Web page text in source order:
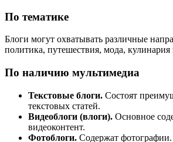
По тематике
Блоги могут охватывать различные
политика, путешествия, мода, кулинария
По наличию мультимедиа
Текстовые блоги. Состоят
текстовых статей.
Видеоблоги (влоги). Основное
видеоконтент.
Фотоблоги. Содержат фотографии.